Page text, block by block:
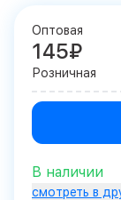
Оптовая
145₽
Розничная
В наличии
смотреть в